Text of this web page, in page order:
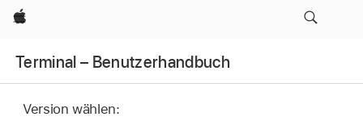
Apple
Terminal – Benutzerhandbuch
Version wählen: